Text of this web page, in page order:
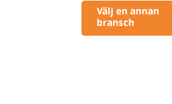
Välj en annan
bransch